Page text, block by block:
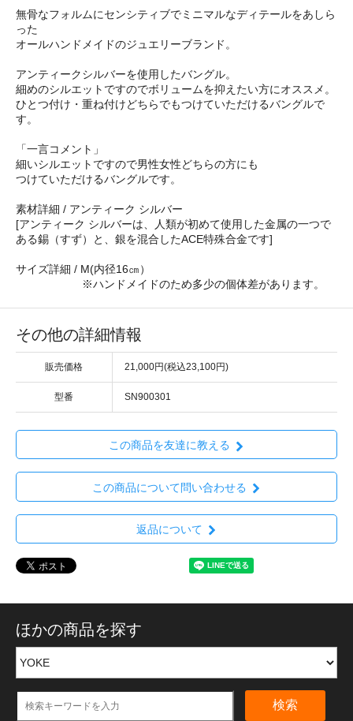
無骨なフォルムにセンシティブでミニマルなディテールをあしら
った
オールハンドメイドのジュエリーブランド。
アンティークシルバーを使用したバングル。
細めのシルエットですのでボリュームを抑えたい方にオススメ。
ひとつ付け・重ね付けどちらでもつけていただけるバングルで
す。
「一言コメント」
細いシルエットですので男性女性どちらの方にも
つけていただけるバングルです。
素材詳細 / アンティーク シルバー
[アンティーク シルバーは、人類が初めて使用した金属の一つで
ある錫（すず）と、銀を混合したACE特殊合金です]
サイズ詳細 / M(内径16㎝）
※ハンドメイドのため多少の個体差があります。
その他の詳細情報
販売価格 21,000円(税込23,100円)
型番 SN900301
この商品を友達に教える
この商品について問い合わせる
返品について
ほかの商品を探す
検索